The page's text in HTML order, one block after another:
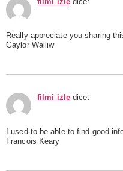
filmi izle dice:
Really appreciate you sharing
Gaylor Walliw
filmi izle dice:
I used to be able to find good
Francois Keary